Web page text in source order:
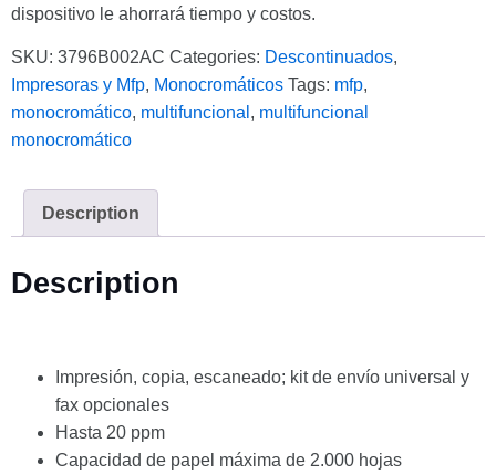
dispositivo le ahorrará tiempo y costos.
SKU: 3796B002AC Categories: Descontinuados,
Impresoras y Mfp, Monocromáticos Tags: mfp,
monocromático, multifuncional , multifuncional
monocromático
Description
Description
Impresión, copia, escaneado; kit de envío universal y
fax opcionales
Hasta 20 ppm
Capacidad de papel máxima de 2.000 hojas